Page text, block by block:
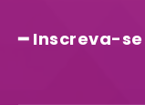
━ Inscreva-se